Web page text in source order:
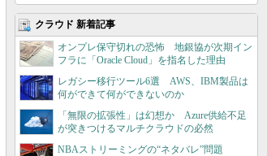
クラウド 新着記事
オンプレ保守切れの恐怖 地銀協が次期イン
フラに「Oracle Cloud」を指名した理由
レガシー移行ツール6選 AWS、IBM製品は
何ができて何ができないのか
「無限の拡張性」は幻想か Azure供給不足
が突きつけるマルチクラウドの必然
NBAストリーミングの“ネタバレ”問題